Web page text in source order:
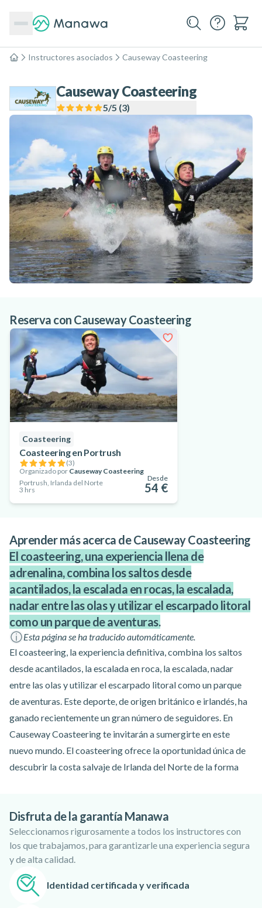
Inicio
Instructores asociados Causeway Coasteering
Causeway Coasteering
5/5 (3)
Reserva con Causeway Coasteering
Coasteering
Coasteering en Portrush
(3)
Organizado por Causeway Coasteering
Portrush, Irlanda del Norte
3 hrs
Desde
54 €
Aprender más acerca de Causeway Coasteering
El coasteering, una experiencia llena de
adrenalina, combina los saltos desde
acantilados, la escalada en rocas, la escalada,
nadar entre las olas y utilizar el escarpado litoral
como un parque de aventuras.
Esta página se ha traducido automáticamente.
El coasteering, la experiencia definitiva, combina los saltos
desde acantilados, la escalada en roca, la escalada, nadar
entre las olas y utilizar el escarpado litoral como un parque
de aventuras. Este deporte, de origen británico e irlandés, ha
ganado recientemente un gran número de seguidores. En
Causeway Coasteering te invitarán a sumergirte en este
nuevo mundo. El coasteering ofrece la oportunidad única de
descubrir la costa salvaje de Irlanda del Norte de la forma
aún mayor del litoral local. Únete a ellos en una aventura para
explorar las cuevas costeras poco profundas, las calas
escondidas y las pequeñas islas de los alrededores de
Portrush.
Los chicos de Causeway Coasteering conocen esta zona
como la palma de su mano. Así podrás sentirte seguro
Disfruta de la garantía Manawa
Seleccionamos rigurosamente a todos los instructores con
los que trabajamos, para garantizarle una experiencia segura
y de alta calidad.
Identidad certificada y verificada